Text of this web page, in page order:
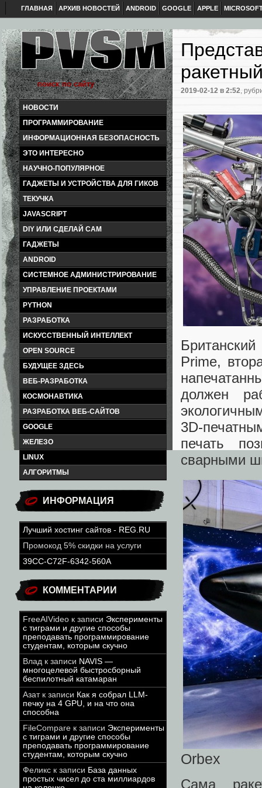
ГЛАВНАЯ АРХИВ НОВОСТЕЙ ANDROID GOOGLE APPLE
НОВОСТИ
ПРОГРАММИРОВАНИЕ
ИНФОРМАЦИОННАЯ БЕЗОПАСНОСТЬ
ЭТО ИНТЕРЕСНО
НАУЧНО-ПОПУЛЯРНОЕ
ГАДЖЕТЫ И УСТРОЙСТВА ДЛЯ ГИКОВ
ТЕКУЧКА
JAVASCRIPT
DIY ИЛИ СДЕЛАЙ САМ
ГАДЖЕТЫ
ANDROID
СИСТЕМНОЕ АДМИНИСТРИРОВАНИЕ
УПРАВЛЕНИЕ ПРОЕКТАМИ
PYTHON
РАЗРАБОТКА
ИСКУССТВЕННЫЙ ИНТЕЛЛЕКТ
OPEN SOURCE
БУДУЩЕЕ ЗДЕСЬ
ВЕБ-РАЗРАБОТКА
КОСМОНАВТИКА
РАЗРАБОТКА ВЕБ-САЙТОВ
GOOGLE
ЖЕЛЕЗО
LINUX
АЛГОРИТМЫ
ИНФОРМАЦИЯ
Лучший хостинг сайтов - REG.RU
Промокод 5% скидки на услуги
39CC-C72F-6342-560A
КОММЕНТАРИИ
FreeAIVideo к записи Эксперименты
с тиграми и другие способы
преподавать программирование
студентам, которым скучно
Влад к записи NAVIS —
многоцелевой быстросборный
беспилотный катамаран
Азатк записи Как я собрал LLM-
печку на 4 GPU, и на что она
способна
FileCompare к записи Эксперименты
с тиграми и другие способы
преподавать программирование
студентам, которым скучно
Феликс к записи База данных
простых чисел до ста миллиардов
2019-02-12 в 2:52,
Prime,
должен
3D-
печать
сварными
Orbex
Сама